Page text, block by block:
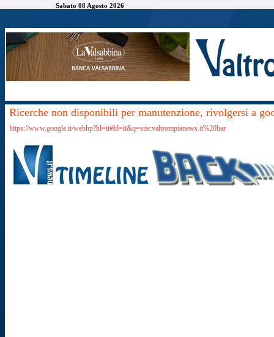
Sabato 08 Agosto 2026
Ricerche non disponibili per manutenzione, rivolgersi a
https://www.google.it/webhp?hl=it#hl=it&q=site:valtrompianews.it%20bar